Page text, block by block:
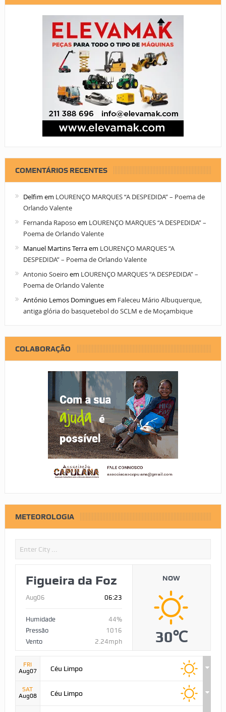
COMENTÁRIOS RECENTES
Delfim em LOURENÇO MARQUES “A DESPEDIDA” – Poema de
Orlando Valente
Fernanda Raposo em LOURENÇO MARQUES “A DESPEDIDA” –
Poema de Orlando Valente
Manuel Martins Terraem LOURENÇO MARQUES “A
DESPEDIDA” – Poema de Orlando Valente
Antonio Soeiro em LOURENÇO MARQUES “A DESPEDIDA” –
Poema de Orlando Valente
António Lemos Dominguesem Faleceu Mário Albuquerque,
antiga glória do basquetebol do SCLM e de Moçambique
COLABORAÇÃO
METEOROLOGIA
Figueira da Foz
Aug06 06:23
Humidade
44%
Pressão
1016
Vento
2.24mph
NOW
30℃
FRI
Aug07
Céu Limpo
SAT
Aug08
Céu Limpo